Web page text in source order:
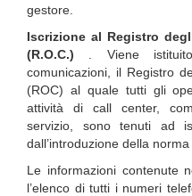
gestore.
Iscrizione al Registro
(R.O.C.) . Viene istituito
comunicazioni, il Registro
(ROC) al quale tutti gli
attività di call center,
servizio, sono tenuti ad
dall’introduzione della
Le informazioni contenute
l’elenco di tutti i numeri